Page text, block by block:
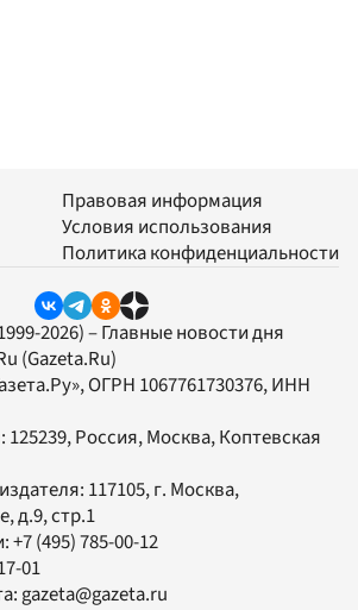
Правовая информация
Условия использования
Политика конфиденциальности
2026) – Главные новости дня
(Gazeta.Ru)
, ОГРН 1067761730376, ИНН
125239, Россия, Москва, Коптевская
117105, г. Москва,
д.9, стр.1
+7 (495) 785-00-12
01
gazeta@gazeta.ru